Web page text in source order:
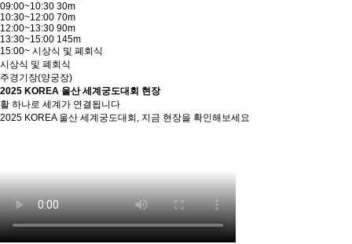
09:00~10:30 30m
10:30~12:00 70m
12:00~13:30 90m
13:30~15:00 145m
15:00~ 시상식 및 폐회식
시상식 및 폐회식
주경기장(양궁장)
2025 KOREA 울산 세계궁도대회 현장
활 하나로 세계가 연결됩니다
2025 KOREA 울산 세계궁도대회, 지금 현장을 확인해보세요